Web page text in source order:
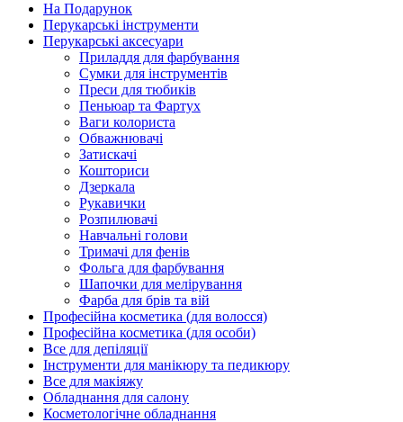
На Подарунок
Перукарські інструменти
Перукарські аксесуари
Приладдя для фарбування
Сумки для інструментів
Преси для тюбиків
Пеньюар та Фартух
Ваги колориста
Обважнювачі
Затискачі
Кошториси
Дзеркала
Рукавички
Розпилювачі
Навчальні голови
Тримачі для фенів
Фольга для фарбування
Шапочки для мелірування
Фарба для брів та вій
Професійна косметика (для волосся)
Професійна косметика (для особи)
Все для депіляції
Інструменти для манікюру та педикюру
Все для макіяжу
Обладнання для салону
Косметологічне обладнання